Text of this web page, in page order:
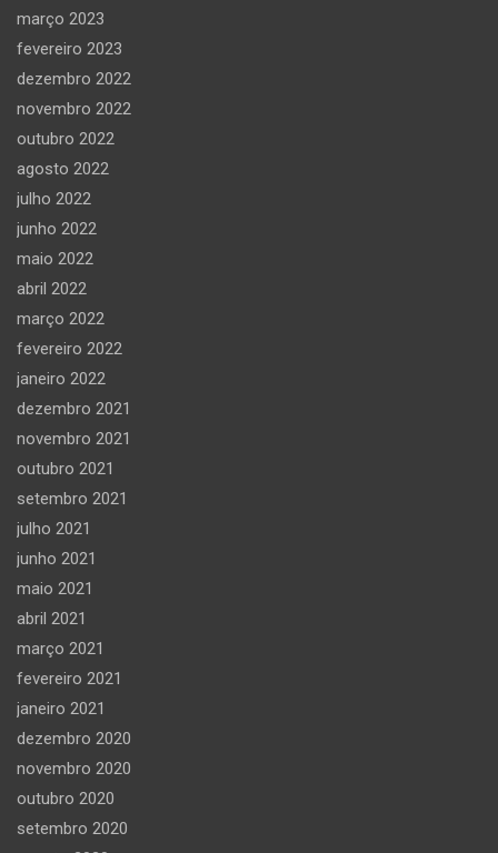
março 2023
fevereiro 2023
dezembro 2022
novembro 2022
outubro 2022
agosto 2022
julho 2022
junho 2022
maio 2022
abril 2022
março 2022
fevereiro 2022
janeiro 2022
dezembro 2021
novembro 2021
outubro 2021
setembro 2021
julho 2021
junho 2021
maio 2021
abril 2021
março 2021
fevereiro 2021
janeiro 2021
dezembro 2020
novembro 2020
outubro 2020
setembro 2020